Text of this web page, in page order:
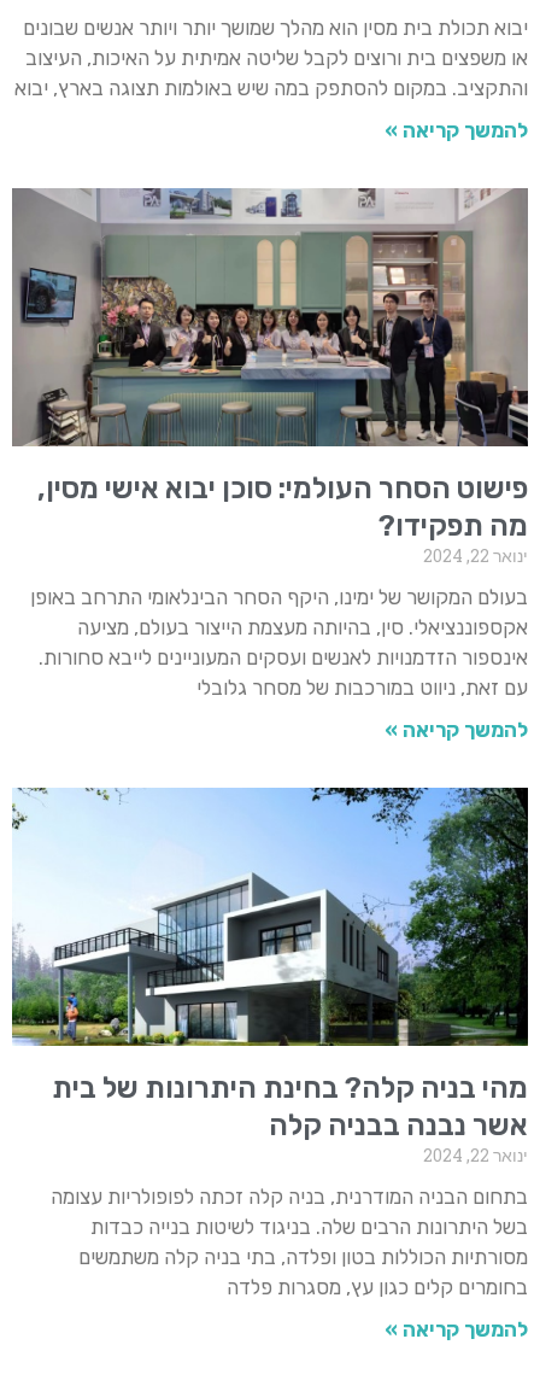
יבוא תכולת בית מסין הוא מהלך שמושך יותר ויותר אנשים שבונים
או משפצים בית ורוצים לקבל שליטה אמיתית על האיכות, העיצוב
והתקציב. במקום להסתפק במה שיש באולמות תצוגה בארץ, יבוא
להמשך קריאה »
פישוט הסחר העולמי: סוכן יבוא אישי מסין,
מה תפקידו?
ינואר 22, 2024
בעולם המקושר של ימינו, היקף הסחר הבינלאומי התרחב באופן
אקספוננציאלי. סין, בהיותה מעצמת הייצור בעולם, מציעה
אינספור הזדמנויות לאנשים ועסקים המעוניינים לייבא סחורות.
עם זאת, ניווט במורכבות של מסחר גלובלי
להמשך קריאה »
מהי בניה קלה? בחינת היתרונות של בית
אשר נבנה בבניה קלה
ינואר 22, 2024
בתחום הבניה המודרנית, בניה קלה זכתה לפופולריות עצומה
בשל היתרונות הרבים שלה. בניגוד לשיטות בנייה כבדות
מסורתיות הכוללות בטון ופלדה, בתי בניה קלה משתמשים
בחומרים קלים כגון עץ, מסגרות פלדה
להמשך קריאה »